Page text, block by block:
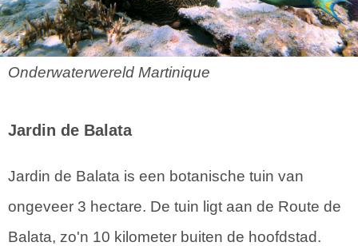
Onderwaterwereld Martinique
Jardin de Balata
Jardin de Balata is een botanische tuin van
ongeveer 3 hectare. De tuin ligt aan de Route de
Balata, zo'n 10 kilometer buiten de hoofdstad.